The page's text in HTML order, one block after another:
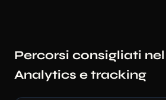
Percorsi consigliati
Analytics e tracking